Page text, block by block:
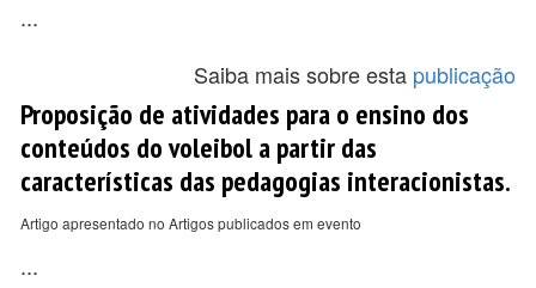
...
Saiba mais sobre esta publicação
Proposição de atividades para o ensino dos
conteúdos do voleibol a partir das
características das pedagogias interacionistas.
Artigo apresentado no Artigos publicados em evento
...